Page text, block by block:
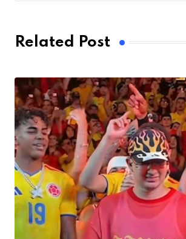
Related Post